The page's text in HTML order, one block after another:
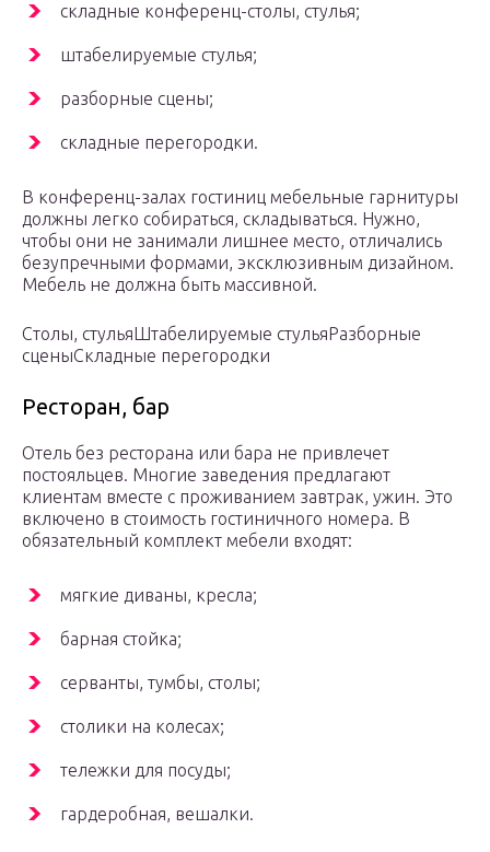
складные конференц-столы, стулья;
штабелируемые стулья;
разборные сцены;
складные перегородки.
В конференц-залах гостиниц мебельные гарнитуры
должны легко собираться, складываться. Нужно,
чтобы они не занимали лишнее место, отличались
безупречными формами, эксклюзивным дизайном.
Мебель не должна быть массивной.
Столы, стульяШтабелируемые стульяРазборные
сценыСкладные перегородки
Ресторан, бар
Отель без ресторана или бара не привлечет
постояльцев. Многие заведения предлагают
клиентам вместе с проживанием завтрак, ужин. Это
включено в стоимость гостиничного номера. В
обязательный комплект мебели входят:
мягкие диваны, кресла;
барная стойка;
серванты, тумбы, столы;
столики на колесах;
тележки для посуды;
гардеробная, вешалки.